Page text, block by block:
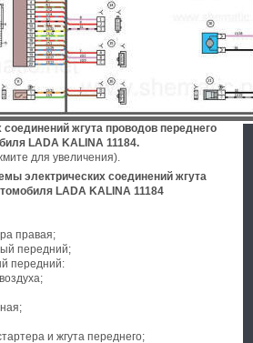
жгута проводов переднего
LADA KALINA 11184.
для увеличения).
электрических соединений жгута
LADA KALINA 11184
правая;
передний;
передний:
и жгута переднего;